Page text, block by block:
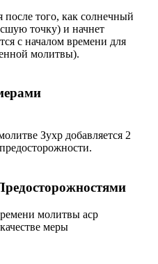
после того, как солнечный
точку) и начнет
с началом времени для
молитвы).
Зухр добавляется 2
молитвы аср
меры